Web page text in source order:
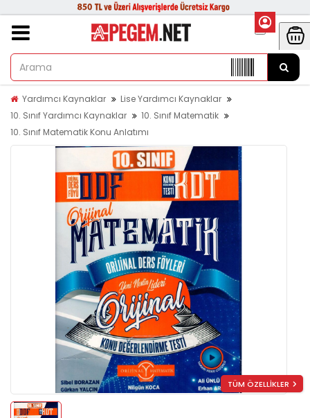
Yardımcı Kaynaklar
Lise Yardımcı Kaynaklar
10. Sınıf Yardımcı Kaynaklar
10. Sınıf Matematik
10. Sınıf Matematik Konu Anlatımı
TÜM ÖZELLİKLER